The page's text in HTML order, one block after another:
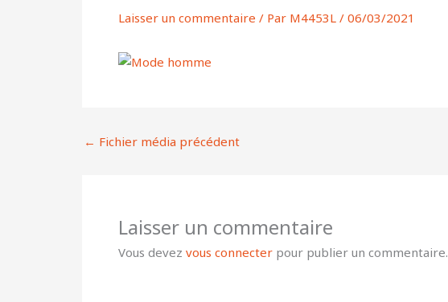
Laisser un commentaire / Par M4453L / 06/03/2021
← Fichier média précédent
Laisser un commentaire
Vous devez vous connecter pour publier un commentaire.